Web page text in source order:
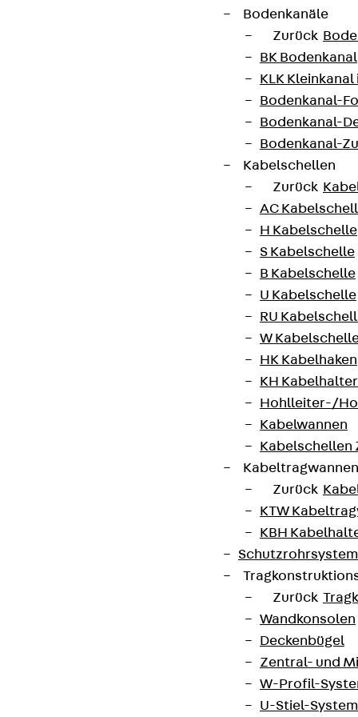
Bodenkanäle
Zurück
BK Bodenkanal
KLK
Bodenkanal-
Bodenkanal-
Bodenkanal-
Kabelschellen
Zurück
AC
H Kabelschelle
S Kabelschelle
B Kabelschelle
U Kabelschelle
RU
W
HK Kabelhaken
KH Kabelhalter
Hohlleiter-/
Kabelwannen
Kabelschellen
Zurück
KTW
KBH
Zurück
Wandkonsolen
Deckenbügel
Zentral- und
W-Profil-
U-Stiel-System
Partner von Anfang bis Zukunft.